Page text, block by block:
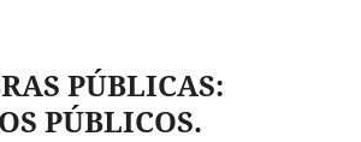
PÚBLICAS:
PÚBLICOS.